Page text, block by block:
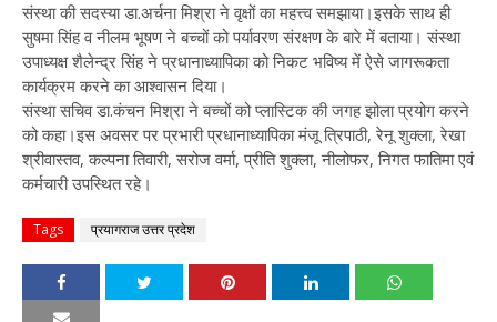
संस्था की सदस्या डा.अर्चना मिश्रा ने वृक्षों का महत्त्व समझाया।इसके साथ ही
सुषमा सिंह व नीलम भूषण ने बच्चों को पर्यावरण संरक्षण के बारे में बताया। संस्था
उपाध्यक्ष शैलेन्द्र सिंह ने प्रधानाध्यापिका को निकट भविष्य में ऐसे जागरूकता
कार्यक्रम करने का आश्वासन दिया।
संस्था सचिव डा.कंचन मिश्रा ने बच्चों को प्लास्टिक की जगह झोला प्रयोग करने
को कहा।इस अवसर पर प्रभारी प्रधानाध्यापिका मंजू त्रिपाठी, रेनू शुक्ला, रेखा
श्रीवास्तव, कल्पना तिवारी, सरोज वर्मा, प्रीति शुक्ला, नीलोफर, निगत फातिमा एवं
कर्मचारी उपस्थित रहे।
Tags प्रयागराज उत्तर प्रदेश